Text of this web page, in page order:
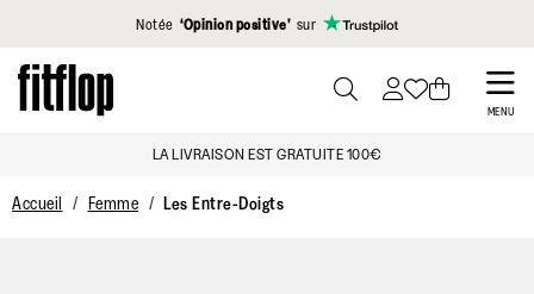
Cliquez pour consulter notre déclaration d'accessibilité
Notée ‘Opinion positive’ sur
Skip
to
MENU
TO
LA LIVRAISON EST GRATUITE 100€
Accueil Femme Les Entre-Doigts